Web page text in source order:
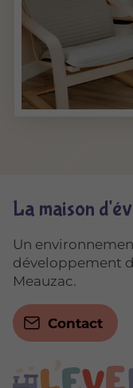
La maison
Un
développement
Meauzac.
Contact